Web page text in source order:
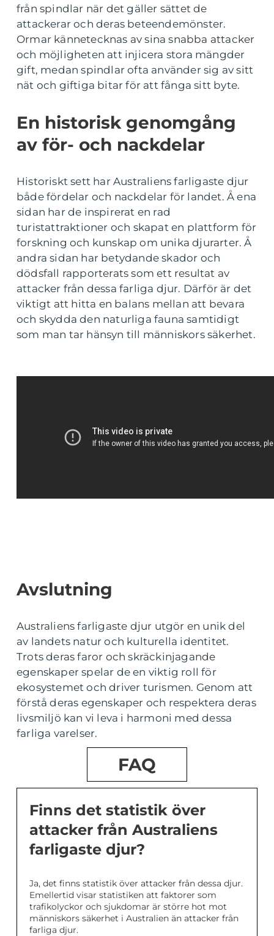
från spindlar när det gäller sättet de
attackerar och deras beteendemönster.
Ormar kännetecknas av sina snabba attacker
och möjligheten att injicera stora mängder
gift, medan spindlar ofta använder sig av sitt
nät och giftiga bitar för att fånga sitt byte.
En historisk genomgång
av för- och nackdelar
Historiskt sett har Australiens farligaste djur
både fördelar och nackdelar för landet. Å ena
sidan har de inspirerat en rad
turistattraktioner och skapat en plattform för
forskning och kunskap om unika djurarter. Å
andra sidan har betydande skador och
dödsfall rapporterats som ett resultat av
attacker från dessa farliga djur. Därför är det
viktigt att hitta en balans mellan att bevara
och skydda den naturliga fauna samtidigt
som man tar hänsyn till människors säkerhet.
Avslutning
Australiens farligaste djur utgör en unik del
av landets natur och kulturella identitet.
Trots deras faror och skräckinjagande
egenskaper spelar de en viktig roll för
ekosystemet och driver turismen. Genom att
förstå deras egenskaper och respektera deras
livsmiljö kan vi leva i harmoni med dessa
farliga varelser.
FAQ
Finns det statistik över
attacker från Australiens
farligaste djur?
Ja, det finns statistik över attacker från dessa djur.
Emellertid visar statistiken att faktorer som
trafikolyckor och sjukdomar är större hot mot
människors säkerhet i Australien än attacker från
farliga djur.